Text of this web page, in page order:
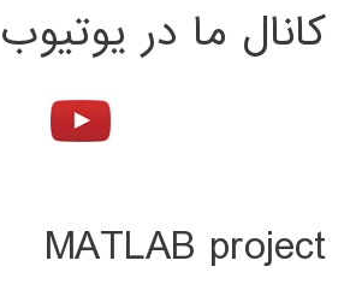
کانال ما در یوتیوب
MATLAB project